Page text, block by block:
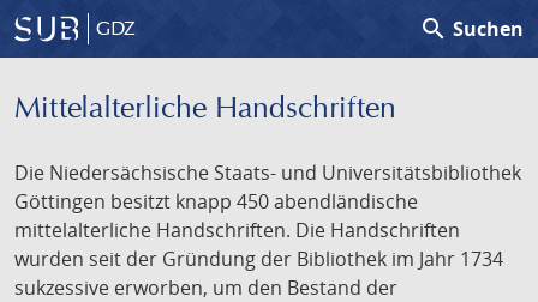
GDZ search Suchen
Mittelalterliche Handschriften
Die Niedersächsische Staats- und Universitätsbibliothek
Göttingen besitzt knapp 450 abendländische
mittelalterliche Handschriften. Die Handschriften
wurden seit der Gründung der Bibliothek im Jahr 1734
sukzessive erworben, um den Bestand der